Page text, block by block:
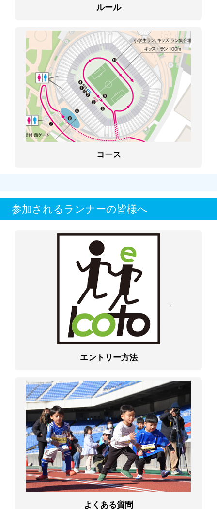
ルール
コース
参加されるランナーの皆様へ
エントリー方法
よくある質問